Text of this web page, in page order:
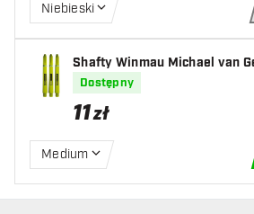
Niebieski
Shafty Winmau Michael van
Ring Grip MvG Design
Dostępny
11zł
Medium